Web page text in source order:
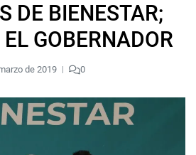
DE BIENESTAR;
GOBERNADOR
de 2019 0